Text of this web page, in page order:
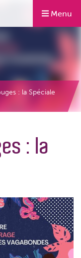
Menu
: la Spéciale
: la